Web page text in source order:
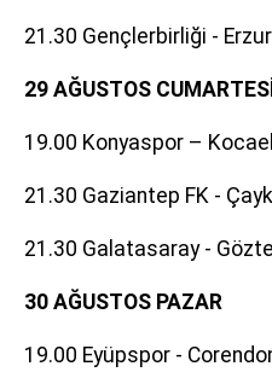
21.30 Gençlerbirliği -
29 AĞUSTOS CUMARTESİ
19.00 Konyaspor –
21.30 Gaziantep FK -
21.30 Galatasaray -
30 AĞUSTOS PAZAR
19.00 Eyüpspor -